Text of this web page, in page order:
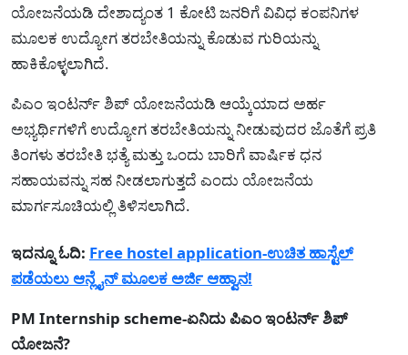
ಯೋಜನೆಯಡಿ ದೇಶಾದ್ಯಂತ 1 ಕೋಟಿ ಜನರಿಗೆ ವಿವಿಧ ಕಂಪನಿಗಳ
ಮೂಲಕ ಉದ್ಯೋಗ ತರಬೇತಿಯನ್ನು ಕೊಡುವ ಗುರಿಯನ್ನು
ಹಾಕಿಕೊಳ್ಳಲಾಗಿದೆ.
ಪಿಎಂ ಇಂಟರ್ನ್‌ ಶಿಪ್ ಯೋಜನೆಯಡಿ ಆಯ್ಕೆಯಾದ ಅರ್ಹ
ಅಭ್ಯರ್ಥಿಗಳಿಗೆ ಉದ್ಯೋಗ ತರಬೇತಿಯನ್ನು ನೀಡುವುದರ ಜೊತೆಗೆ ಪ್ರತಿ
ತಿಂಗಳು ತರಬೇತಿ ಭತ್ಯೆ ಮತ್ತು ಒಂದು ಬಾರಿಗೆ ವಾರ್ಷಿಕ ಧನ
ಸಹಾಯವನ್ನು ಸಹ ನೀಡಲಾಗುತ್ತದೆ ಎಂದು ಯೋಜನೆಯ
ಮಾರ್ಗಸೂಚಿಯಲ್ಲಿ ತಿಳಿಸಲಾಗಿದೆ.
ಇದನ್ನೂ ಓದಿ: Free hostel application-ಉಚಿತ ಹಾಸ್ಟೆಲ್
ಪಡೆಯಲು ಆನ್ಲೈನ್ ಮೂಲಕ ಅರ್ಜಿ ಆಹ್ವಾನ!
PM Internship scheme-ಏನಿದು ಪಿಎಂ ಇಂಟರ್ನ್‌ ಶಿಪ್
ಯೋಜನೆ?